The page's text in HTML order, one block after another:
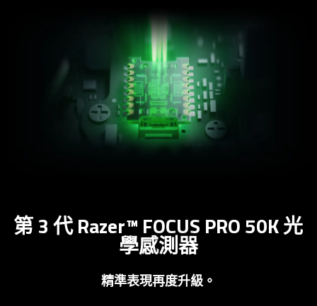
第 3 代 Razer™ FOCUS PRO 50K 光
學感測器
精準表現再度升級。